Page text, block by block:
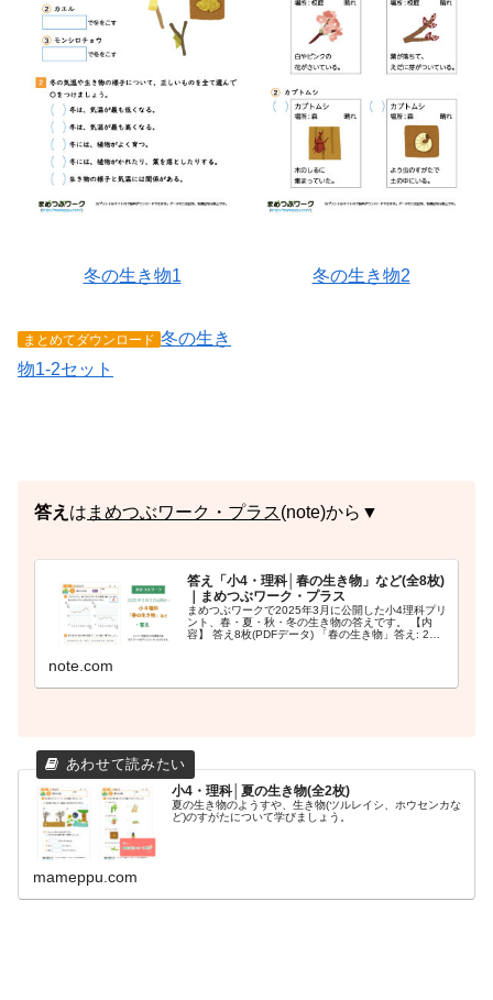
冬の生き物1
まとめてダウンロード 冬の生き
物1-2セット
冬の生き物2
答え は まめつぶワーク・プラス(note)から▼
答え「小4・理科│春の生き物」など(全8枚)
｜まめつぶワーク・プラス
まめつぶワークで2025年3月に公開した小4理科プリ
ント、春・夏・秋・冬の生き物の答えです。 【内
容】 答え8枚(PDFデータ) 「春の生き物」答え: 2枚
note.com
小4・理科│夏の生き物(全2枚)
夏の生き物のようすや、生き物(ツルレイシ、ホウセンカな
ど)のすがたについて学びましょう。
mameppu.com